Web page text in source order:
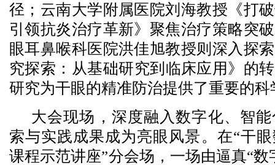
径；云南大学附属医院刘海教授《打
引领抗炎治疗革新》聚焦治疗策略突
眼耳鼻喉科医院洪佳旭教授则深入探
究探索：从基础研究到临床应用》的
研究为干眼的精准防治提供了重要的科
大会现场，深度融入数字化、智
索与实践成果成为亮眼风景。在“干
课程示范讲座”分会场，一场由逼真“数